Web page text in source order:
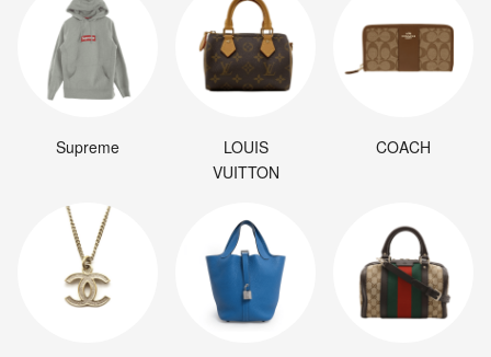
Supreme
LOUIS
VUITTON
COACH